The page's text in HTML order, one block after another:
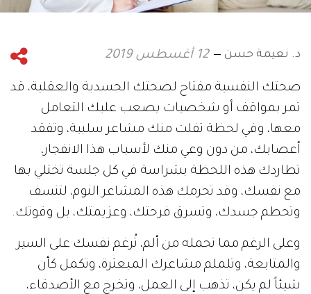
د. نعيمة حسن 12 أغسطس 2019
صحتك النفسية مفتاح لصحتك الجسدية والعقلية، قد
تمر بمواقف أو شخصيات يصعب عليك التعامل
معها، وفي لحظة تفلت منك مشاعر سلبية، وتفقد
أعصابك، من دون وعي منك لأسباب هذا الانفجار،
تطاردك هذه اللحظة بشراسة في كل جلسة تختلي بها
مع نفسك، وقد تحرمك هذه المشاعر النوم، لتنسف
وتحطم جسدك، وتسرق فرحتك، وعزيمتك، بل وقوتك.
وعلى الرغم مما تحمله من ألم، تُرغم نفسك على السير
والمتابعة، وتلملم مشاعرك المبعثرة، وتكمل كأن
شيئاً لم يكن، تذهب إلى العمل، وتخرج مع الأصدقاء،